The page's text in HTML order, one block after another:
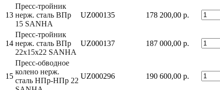
13
Пресс-тройник
нерж. сталь ВПр
15 SANHA
UZ000135 178 200,00 р.
14
Пресс-тройник
нерж. сталь ВПр
22x15x22 SANHA
UZ000137 187 000,00 р.
15
Пресс-обводное
колено нерж.
сталь НПр-НПр 22
UZ000296 190 600,00 р.